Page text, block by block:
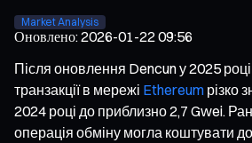
Market Analysis
Оновлено:2026-01-22 09:56
Після оновлення Dencun у 2025
транзакції в мережі Ethereum різко
2024 році до приблизно 2,7 Gwei.
операція обміну могла коштувати